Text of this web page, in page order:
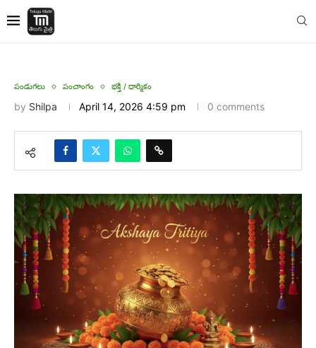
పండుగలు పంచాంగం భక్తి / ధార్మికం
by Shilpa April 14, 2026 4:59 pm 0 comments